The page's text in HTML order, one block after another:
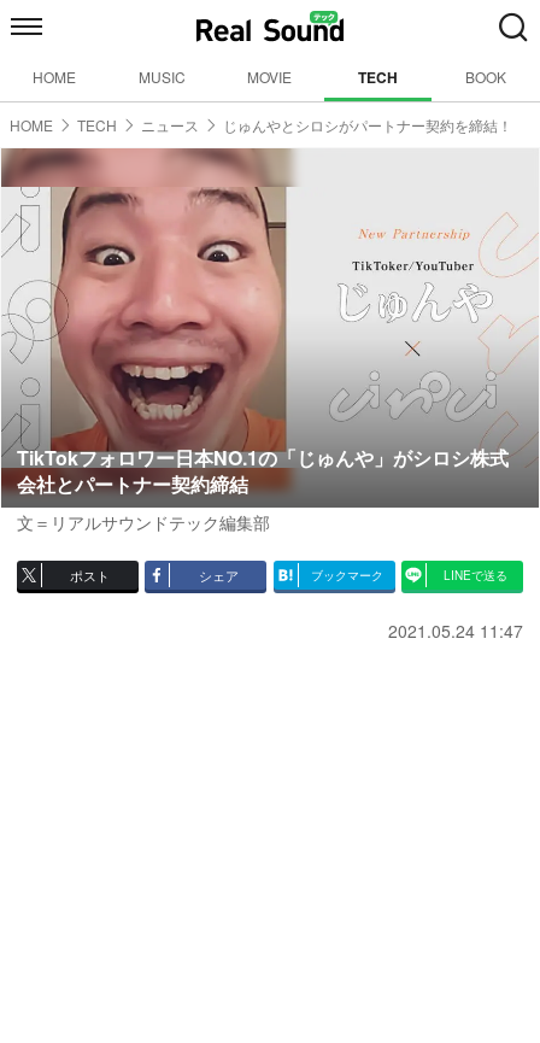
HOME MUSIC MOVIE TECH BOOK
HOME TECH ニュース じゅんやとシロシがパートナー契約を締結！
TikTokフォロワー日本NO.1の「じゅんや」がシロシ株式
会社とパートナー契約締結
文＝リアルサウンドテック編集部
ポスト シェア ブックマーク LINEで送る
2021.05.24 11:47